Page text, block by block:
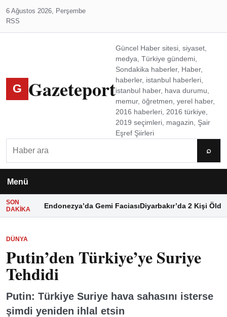
6 Ağustos 2026, Perşembe
RSS
G Gazeteport
Güncel Haber sitesi, siyaset,
medya, Türkiye gündemi,
Sondakika haberler, Haber,
haberler, istanbul haberleri,
istanbul haber, hava durumu,
memur, öğretmen, yerel haber,
2016 haberleri, 2016 türkiye,
2019 seçimleri, magazin, Şair
Eşref Şiirleri
⌕
Menü
SON
DAKIKA
Endonezya’da Gemi FaciasıDiyarbakır’da 2 Kişi Öldü
DÜNYA
Putin’den Türkiye’ye Suriye
Tehdidi
Putin: Türkiye Suriye hava sahasını isterse
şimdi yeniden ihlal etsin